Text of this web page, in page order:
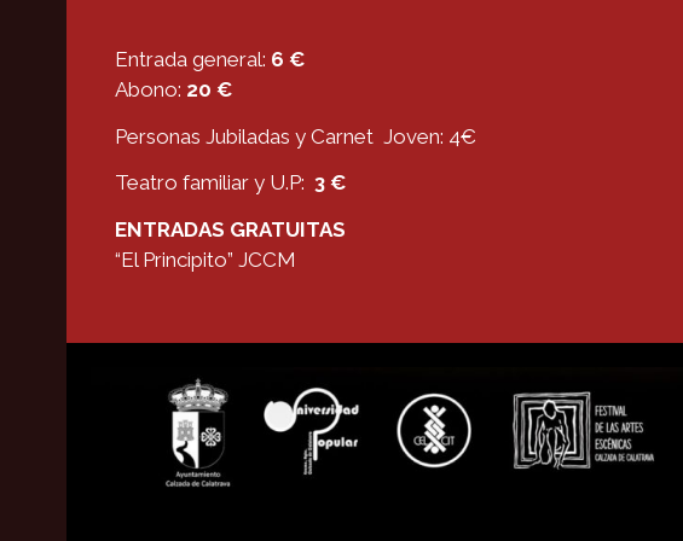
Entrada general: 6 €
Abono: 20 €
Personas Jubiladas y Carnet Joven: 4€
Teatro familiar y U.P: 3 €
ENTRADAS GRATUITAS
“El Principito” JCCM